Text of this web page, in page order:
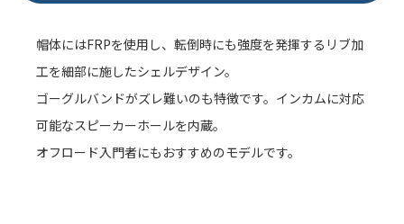
帽体にはFRPを使用し、転倒時にも強度を発揮するリブ加
工を細部に施したシェルデザイン。
ゴーグルバンドがズレ難いのも特徴です。インカムに対応
可能なスピーカーホールを内蔵。
オフロード入門者にもおすすめのモデルです。